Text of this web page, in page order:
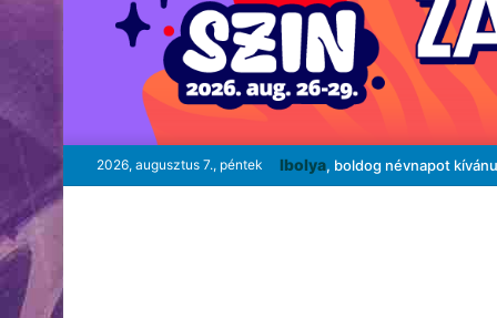
2026, augusztus 7., péntek Ibolya, boldog névnapot